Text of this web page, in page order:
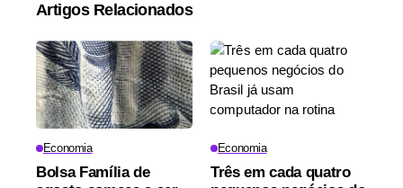
Artigos Relacionados
Economia
Bolsa Família de
Economia
Três em cada quatro